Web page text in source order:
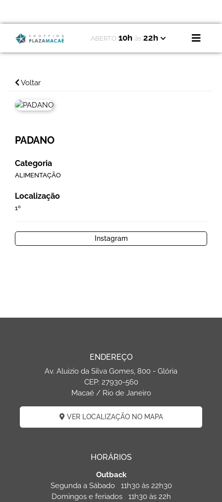
ABERTO 10h às 22h
Voltar
PADANO
Categoria
ALIMENTAÇÃO
Localização
1º
Instagram
ENDEREÇO
Av. Aluizio da Silva Gomes, 800 - Glória
CEP: 27930-560
Macaé / Rio de Janeiro
VER LOCALIZAÇÃO NO MAPA
HORÁRIOS
Outback
Segunda a Sábado 11h30 às 22h30
Domingos e feriados 11h30 às 22h